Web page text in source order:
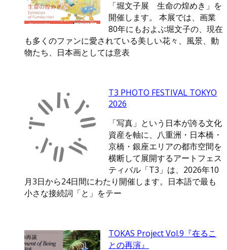
「堀文子展 生命の煌めき」を
開催します。 本展では、画業
80年にもおよぶ堀文子の、現在
も多くのファンに愛されている美しい花々、風景、動
物たち、日本画としては意表
T3 PHOTO FESTIVAL TOKYO
2026
「写真」という日本が誇る文化
資産を軸に、八重洲・日本橋・
京橋・銀座エリアの都市空間を
横断して展開するアートフェス
ティバル「T3」は、2026年10
月3日から24日間にわたり開催します。日本語で最も
小さな接続詞「と」をテー
TOKAS Project Vol.9『在るこ
との再演』